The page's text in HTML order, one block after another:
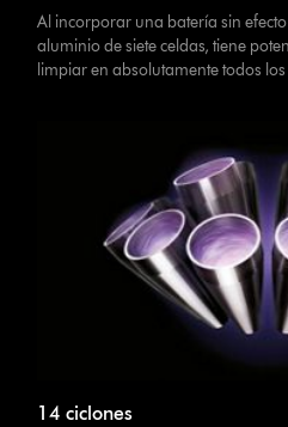
Al incorporar una batería sin
aluminio de siete celdas, tiene
limpiar en absolutamente todos
14 ciclones